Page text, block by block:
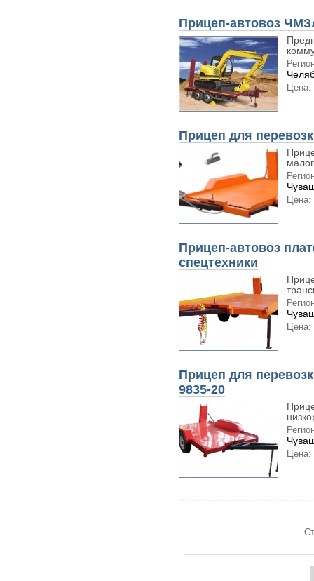
Прицеп-автовоз
Цена:
Прицеп для
Цена:
Прицеп-автовоз
спецтехники
Цена:
Прицеп для
9835-20
Цена: